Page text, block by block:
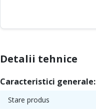
Detalii tehnice
Caracteristici generale:
Stare produs